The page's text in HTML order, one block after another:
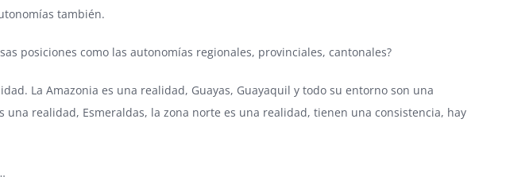
también.
posiciones como las autonomías regionales, provinciales, cantonales?
La Amazonia es una realidad, Guayas, Guayaquil y todo su entorno son una
una realidad, Esmeraldas, la zona norte es una realidad, tienen una consistencia, hay